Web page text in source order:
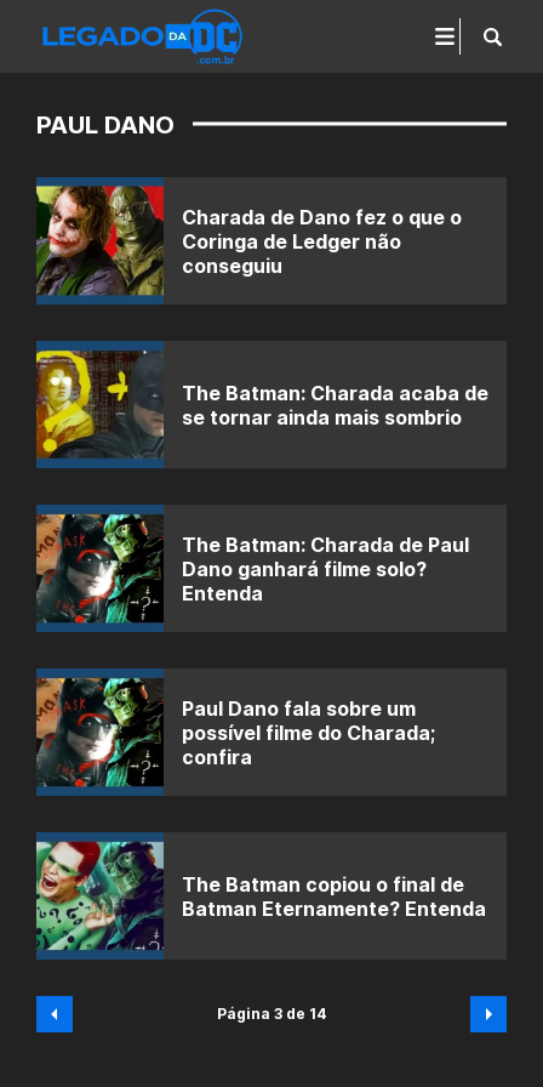
PAUL DANO
Charada de Dano fez o que o
Coringa de Ledger não
conseguiu
The Batman: Charada acaba de
se tornar ainda mais sombrio
The Batman: Charada de Paul
Dano ganhará filme solo?
Entenda
Paul Dano fala sobre um
possível filme do Charada;
confira
The Batman copiou o final de
Batman Eternamente? Entenda
Página 3 de 14